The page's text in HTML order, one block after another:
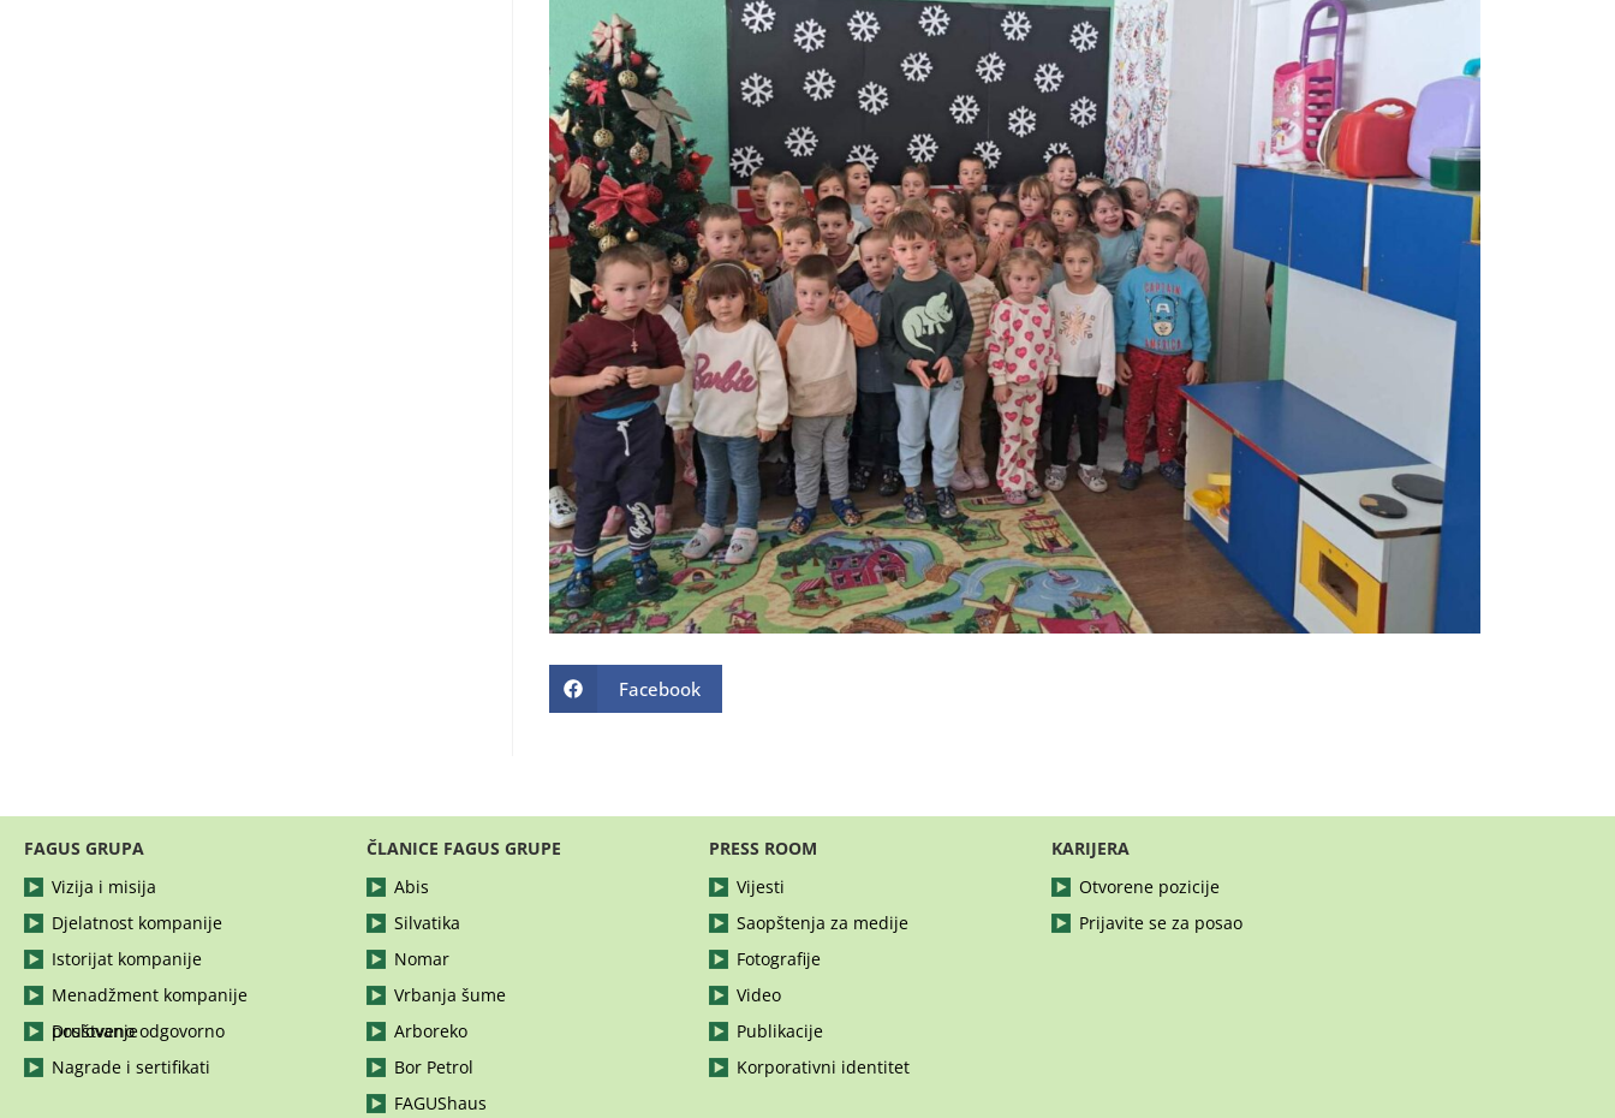
Facebook
FAGUS GRUPA
Vizija i misija
Djelatnost kompanije
Istorijat kompanije
Menadžment kompanije
Društveno odgovorno poslovanje
Nagrade i sertifikati
ČLANICE FAGUS GRUPE
Abis
Silvatika
Nomar
Vrbanja šume
Arboreko
Bor Petrol
FAGUShaus
PRESS ROOM
Vijesti
Saopštenja za medije
Fotografije
Video
Publikacije
Korporativni identitet
KARIJERA
Otvorene pozicije
Prijavite se za posao